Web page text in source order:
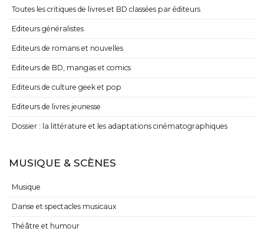
Toutes les critiques de livres et BD classées par éditeurs
Editeurs généralistes
Editeurs de romans et nouvelles
Editeurs de BD, mangas et comics
Editeurs de culture geek et pop
Editeurs de livres jeunesse
Dossier : la littérature et les adaptations cinématographiques
MUSIQUE & SCÈNES
Musique
Danse et spectacles musicaux
Théâtre et humour